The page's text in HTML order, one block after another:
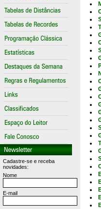
Cadastre-se e receba
novidades:
Nome
E-mail